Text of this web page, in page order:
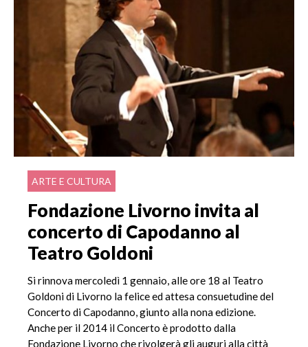
ARTE E CULTURA
Fondazione Livorno invita al
concerto di Capodanno al
Teatro Goldoni
Si rinnova mercoledì 1 gennaio, alle ore 18 al Teatro
Goldoni di Livorno la felice ed attesa consuetudine del
Concerto di Capodanno, giunto alla nona edizione.
Anche per il 2014 il Concerto è prodotto dalla
Fondazione Livorno che rivolgerà gli auguri alla città